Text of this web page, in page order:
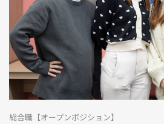
総合職【オープンポジション】